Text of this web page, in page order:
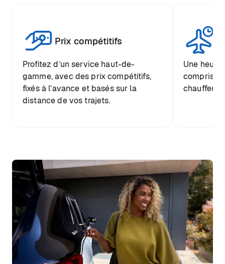
Prix compétitifs
Profitez d’un service haut-de-
gamme, avec des prix compétitifs,
fixés à l’avance et basés sur la
distance de vos trajets.
Une heure
comprise
chauffeur.